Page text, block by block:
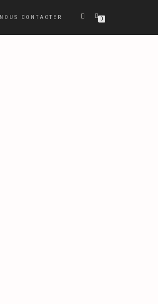
NOUS CONTACTER 0